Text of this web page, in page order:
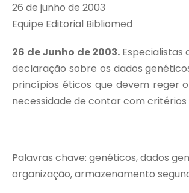
26 de junho de 2003
Equipe Editorial Bibliomed
26 de Junho de 2003. Especialistas
declaração sobre os dados
princípios éticos que devem reger
necessidade de contar com
Palavras chave: genéticos, dados
organização, armazenamento